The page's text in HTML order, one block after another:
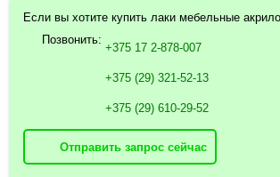
Если вы хотите купить лаки мебельные
Позвонить:
+375 17 2-878-007
+375 (29) 321-52-13
+375 (29) 610-29-52
Отправить запрос сейчас